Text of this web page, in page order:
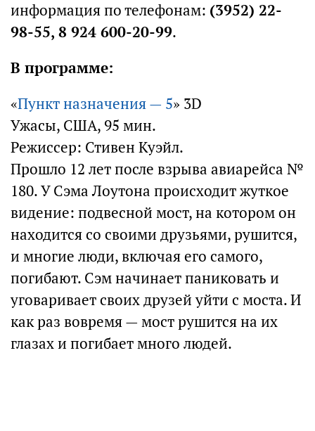
информация по телефонам: (3952) 22-
98-55, 8 924 600-20-99.
В программе:
«Пункт назначения — 5» 3D
Ужасы, США, 95 мин.
Режиссер: Стивен Куэйл.
Прошло 12 лет после взрыва авиарейса №
180. У Сэма Лоутона происходит жуткое
видение: подвесной мост, на котором он
находится со своими друзьями, рушится,
и многие люди, включая его самого,
погибают. Сэм начинает паниковать и
уговаривает своих друзей уйти с моста. И
как раз вовремя — мост рушится на их
глазах и погибает много людей.